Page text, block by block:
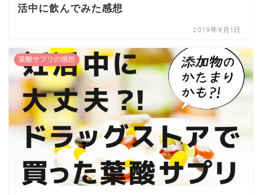
活中に飲んでみた感想
2019年8月1日
葉酸サプリの感想